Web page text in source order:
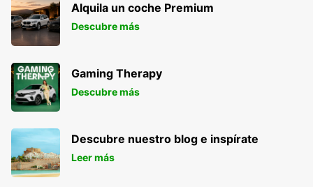
Alquila un coche Premium
Descubre más
Gaming Therapy
Descubre más
Descubre nuestro blog e inspírate
Leer más